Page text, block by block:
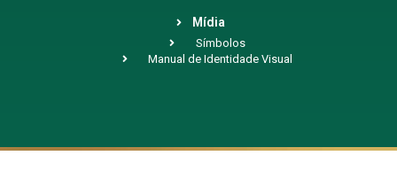
Mídia
Símbolos
Manual de Identidade Visual